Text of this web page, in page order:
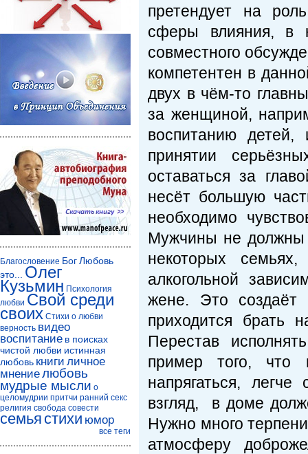
претендует на
сферы влияния, в
совместного
компетентен в
двух в чём-то
за женщиной,
воспитанию
принятии
оставаться за
несёт большую
необходимо
Мужчины не должны
некоторых
алкогольной
жене. Это
приходится брать
Перестав
пример того,
напрягаться,
взгляд, в доме
Нужно много
атмосферу
Благословение БогЛюбовь
это...
Олег
Кузьмин Психология
любви Свой среди
своих Стихи о любви
верность видео
воспитание в поисках
чистой любви истинная
любовь книги личное
мнениелюбовь
мудрые мысли о
целомудрии притчи ранний секс
религия свобода совести
семья стихи юмор
все теги